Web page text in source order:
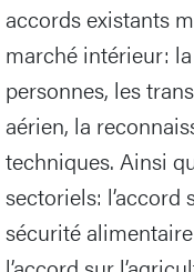
accords existants
marché intérieur:
personnes, les
aérien, la
techniques. Ainsi
sectoriels: l’accord
sécurité